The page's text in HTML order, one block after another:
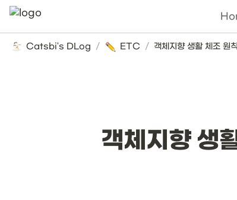
Catsbi's DLog / ETC / 객체지향 생활 체조 원칙
객체지향 생